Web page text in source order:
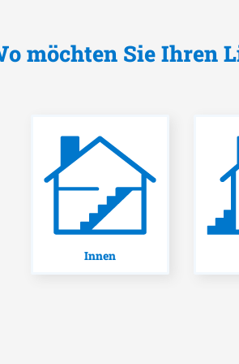
möchten Sie Ihren
Innen